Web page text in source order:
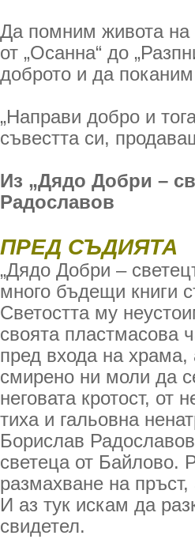
Да помним живота на
от „Осанна“ до
доброто и да
„Направи добро и
съвестта си,
Из „Дядо Добри –
Радославов
ПРЕД СЪДИЯТА
„Дядо Добри –
много бъдещи книги
Светостта му
своята пластмасова
пред входа на
смирено ни моли да
неговата кротост, от
тиха и гальовна
Борислав
светеца от Байлово.
размахване на
И аз тук искам да
свидетел.